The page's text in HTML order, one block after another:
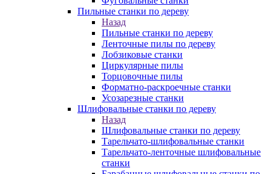
Пильные станки по дереву
Назад
Пильные станки по дереву
Ленточные пилы по дереву
Лобзиковые станки
Циркулярные пилы
Торцовочные пилы
Форматно-раскроечные станки
Усозарезные станки
Шлифовальные станки по дереву
Назад
Шлифовальные станки по дереву
Тарельчато-шлифовальные станки
Тарельчато-ленточные шлифовальные
станки